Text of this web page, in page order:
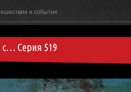
и события
Серия 519